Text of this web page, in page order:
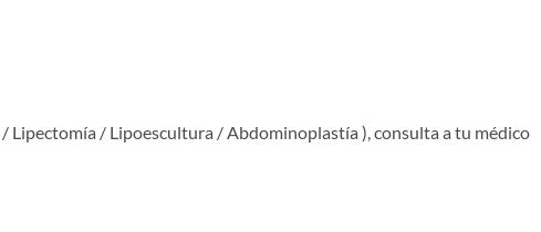
/ Lipoescultura / Abdominoplastía ), consulta a tu médico